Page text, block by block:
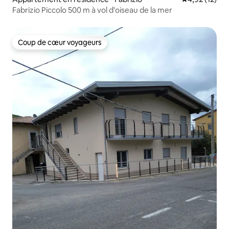
Fabrizio Piccolo 500 m à vol d'oiseau de la mer
Coup de cœur voyageurs
Coup de cœur voyageurs